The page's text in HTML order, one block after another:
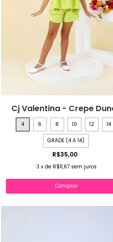
Cj Valentina - Crepe
4 6 8 10 12 14
GRADE (4 A 14)
R$35,00
3 x de R$11,67 sem juros
Comprar